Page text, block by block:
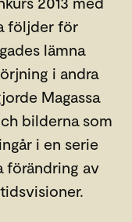
följder för
lämna
i andra
Magassa
bilderna som
i en serie
förändring av